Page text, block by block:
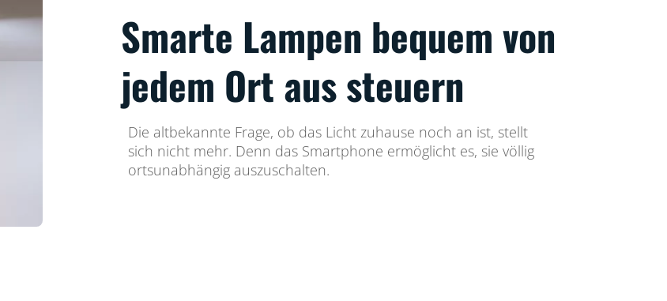
Smarte Lampen bequem von
jedem Ort aus steuern
Die altbekannte Frage, ob das Licht zuhause noch an ist, stellt
sich nicht mehr. Denn das Smartphone ermöglicht es, sie völlig
ortsunabhängig auszuschalten.